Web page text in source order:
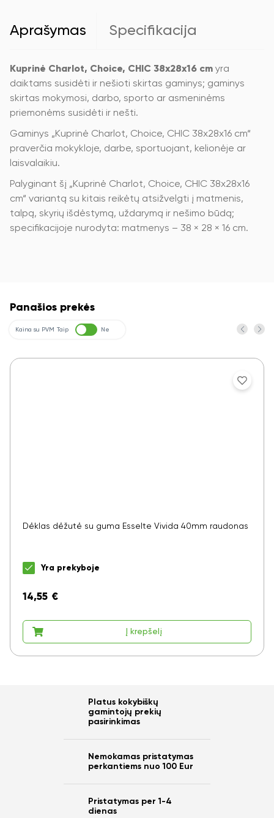
Aprašymas Specifikacija
Kuprinė Charlot, Choice, CHIC 38x28x16 cm yra
daiktams susidėti ir nešioti skirtas gaminys; gaminys
skirtas mokymosi, darbo, sporto ar asmeninėms
priemonėms susidėti ir nešti.
Gaminys „Kuprinė Charlot, Choice, CHIC 38x28x16 cm“
praverčia mokykloje, darbe, sportuojant, kelionėje ar
laisvalaikiu.
Palyginant šį „Kuprinė Charlot, Choice, CHIC 38x28x16
cm“ variantą su kitais reikėtų atsižvelgti į matmenis,
talpą, skyrių išdėstymą, uždarymą ir nešimo būdą;
specifikacijoje nurodyta: matmenys – 38 × 28 × 16 cm.
Panašios prekės
Kaina su PVM Taip Ne
Dėklas dėžutė su guma Esselte Vivida 40mm raudonas
Yra prekyboje
14,55 €
Į krepšelį
Platus kokybiškų
gamintojų prekių
pasirinkimas
Nemokamas pristatymas
perkantiems nuo 100 Eur
Pristatymas per 1-4
dienas